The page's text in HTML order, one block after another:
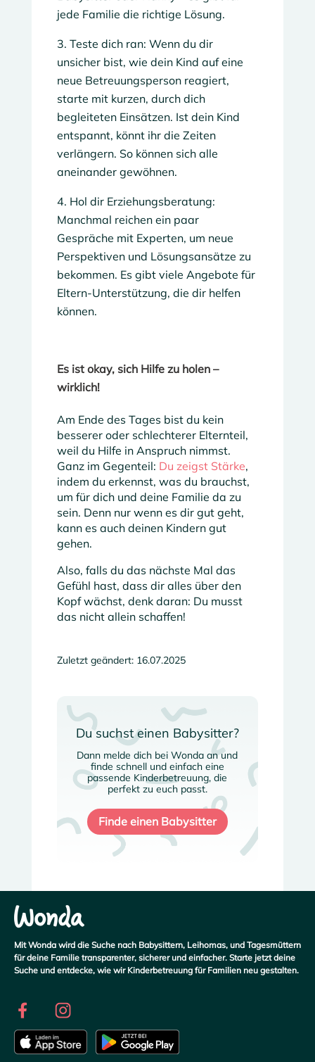
jede Familie die richtige Lösung.
Teste dich ran: Wenn du dir
unsicher bist, wie dein Kind auf eine
neue Betreuungsperson reagiert,
starte mit kurzen, durch dich
begleiteten Einsätzen. Ist dein Kind
entspannt, könnt ihr die Zeiten
verlängern. So können sich alle
aneinander gewöhnen.
Hol dir Erziehungsberatung:
Manchmal reichen ein paar
Gespräche mit Experten, um neue
Perspektiven und Lösungsansätze zu
bekommen. Es gibt viele Angebote für
Eltern-Unterstützung, die dir helfen
können.
Es ist okay, sich Hilfe zu holen –
wirklich!
Am Ende des Tages bist du kein
besserer oder schlechterer Elternteil,
weil du Hilfe in Anspruch nimmst.
Ganz im Gegenteil: Du zeigst Stärke,
indem du erkennst, was du brauchst,
um für dich und deine Familie da zu
sein. Denn nur wenn es dir gut geht,
kann es auch deinen Kindern gut
gehen.
Also, falls du das nächste Mal das
Gefühl hast, dass dir alles über den
Kopf wächst, denk daran: Du musst
das nicht allein schaffen!
Zuletzt geändert: 16.07.2025
Du suchst einen Babysitter?
Dann melde dich bei Wonda an und
finde schnell und einfach eine
passende Kinderbetreuung, die
perfekt zu euch passt.
Finde einen Babysitter
Mit Wonda wird die Suche nach Babysittern, Leihomas, und Tagesmüttern
für deine Familie transparenter, sicherer und einfacher. Starte jetzt deine
Suche und entdecke, wie wir Kinderbetreuung für Familien neu gestalten.